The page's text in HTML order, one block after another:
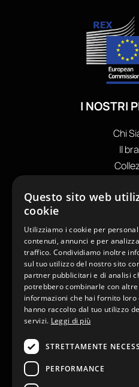
I NOSTRI
Chi
Il
Private
+39
Via Alessandro Tassoni,
P. Iva
Condizioni
Questo sito web
cookie
Utilizziamo i cookie per
contenuti, annunci e per
traffico. Condividiamo inoltre
sul tuo utilizzo del nostro sito
partner pubblicitari e di analisi
potrebbero combinarle con altre
informazioni che hai fornito loro
hanno raccolto dal tuo utilizzo
servizi. Leggi di più
STRETTAMENTE
PERFORMANCE